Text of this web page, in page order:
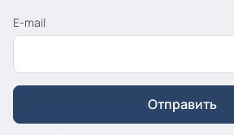
E-mail